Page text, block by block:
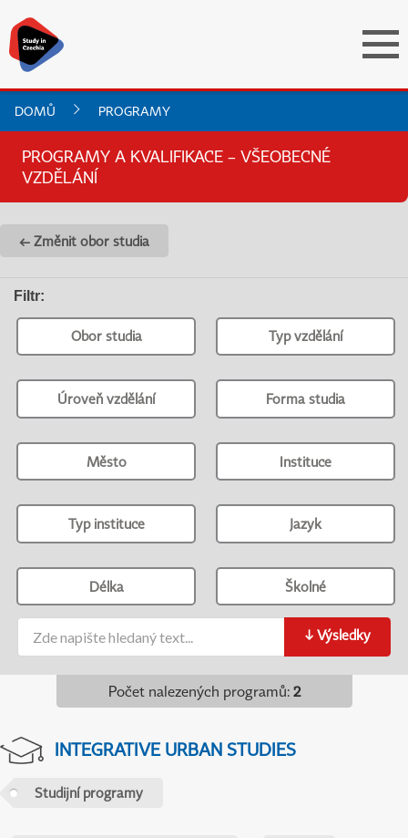
DOMŮ PROGRAMY
PROGRAMY A KVALIFIKACE – VŠEOBECNÉ
VZDĚLÁNÍ
← Změnit obor studia
Filtr:
Obor studia Typ vzdělání
Úroveň vzdělání Forma studia
Město Instituce
Typ instituce Jazyk
Délka Školné
↓ Výsledky
Počet nalezených programů: 2
INTEGRATIVE URBAN STUDIES
Studijní programy